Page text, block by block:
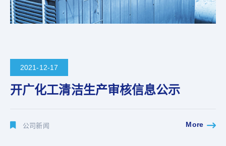
2021-12-17
开广化工清洁生产审核信息公示
公司新闻 More